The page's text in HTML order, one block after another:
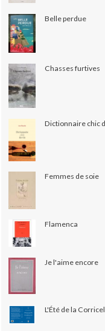
Belle perdue
Chasses furtives
Dictionnaire chic
Femmes de soie
Flamenca
Je l'aime encore
L'Été de la